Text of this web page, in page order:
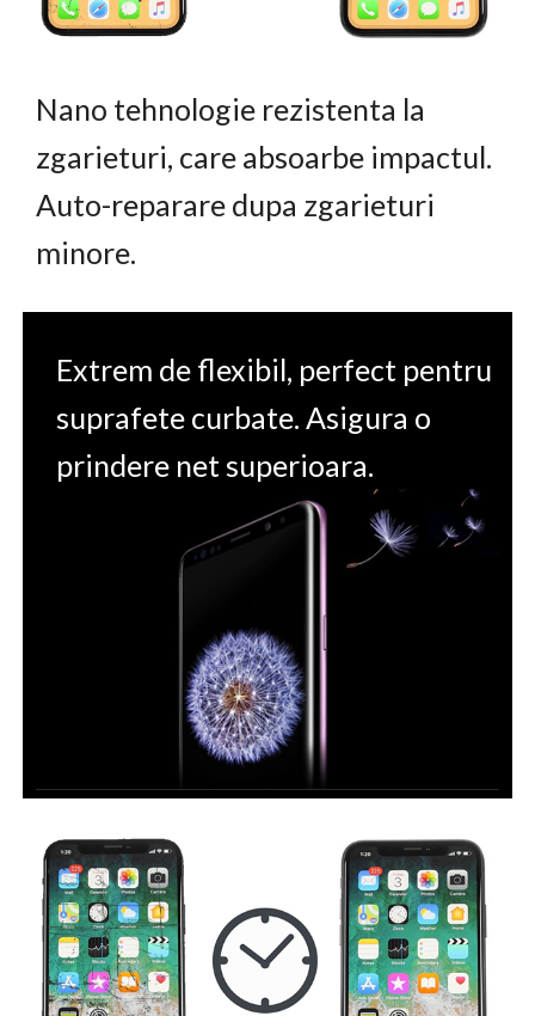
Nano tehnologie rezistenta la
zgarieturi, care absoarbe impactul.
Auto-reparare dupa zgarieturi
minore.
Extrem de flexibil, perfect pentru
suprafete curbate. Asigura o
prindere net superioara.